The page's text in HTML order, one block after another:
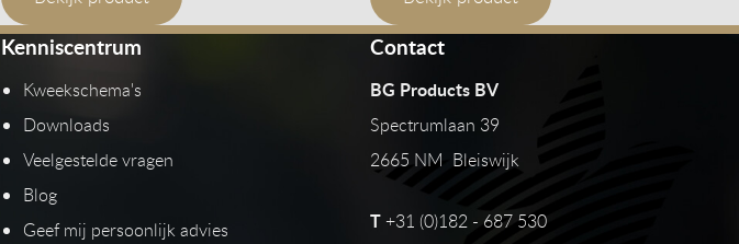
Kenniscentrum
Kweekschema's
Downloads
Veelgestelde vragen
Blog
Geef mij persoonlijk advies
Contact
BG Products BV
Spectrumlaan 39
2665 NM Bleiswijk
T +31 (0)182 - 687 530